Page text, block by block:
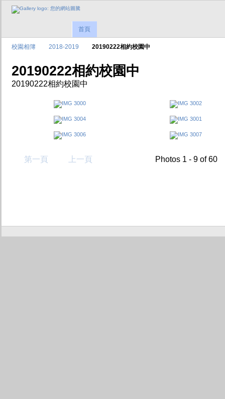
首頁
校園相簿 2018-2019 20190222相約校園中
20190222相約校園中
20190222相約校園中
第一頁 上一頁 Photos 1 - 9 of 60